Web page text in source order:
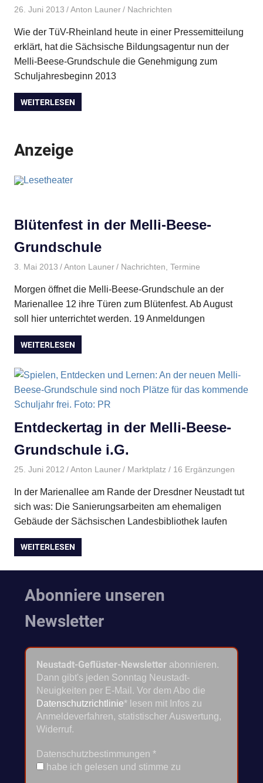
26. Juni 2013 Anton Launer Nachrichten
Wie der TüV-Rheinland heute in einer Pressemitteilung
erklärt, hat die Sächsische Bildungsagentur nun der
Melli-Beese-Grundschule die Genehmigung zum
Schuljahresbeginn 2013
WEITERLESEN
Anzeige
Blütenfest in der Melli-Beese-
Grundschule
3. Mai 2013 Anton Launer Nachrichten, Termine
Morgen öffnet die Melli-Beese-Grundschule an der
Marienallee 12 ihre Türen zum Blütenfest. Ab August
soll hier unterrichtet werden. 19 Anmeldungen
WEITERLESEN
Entdeckertag in der Melli-Beese-
Grundschule i.G.
25. Juni 2012 Anton Launer Marktplatz/ 16 Ergänzungen
In der Marienallee am Rande der Dresdner Neustadt tut
sich was: Die Sanierungsarbeiten am ehemaligen
Gebäude der Sächsischen Landesbibliothek laufen
WEITERLESEN
Abonniere unseren
Newsletter
Neustadt-Geflüster-Newsletter abonnieren.
Dann gibt's jeden Sonntag Neustadt-
Neuigkeiten per E-Mail. Vor dem Abo die
Datenschutzrichtlinie* lesen mit Infos zu
Anmeldeverfahren, statistischer Auswertung,
Widerruf.
Datenschutzbestimmungen *
habe ich gelesen und stimme zu